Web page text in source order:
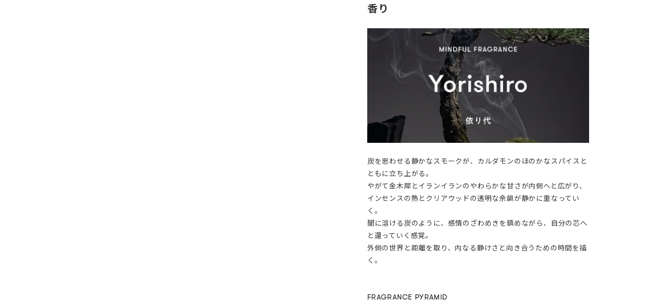
香り
炭を思わせる静かなスモークが、カルダモンのほのかなスパイスと
ともに立ち上がる。
やがて金木犀とイランイランのやわらかな甘さが内側へと広がり、
インセンスの熱とクリアウッドの透明な余韻が静かに重なってい
く。
闇に溶ける炭のように、感情のざわめきを鎮めながら、自分の芯へ
と還っていく感覚。
外側の世界と距離を取り、内なる静けさと向き合うための時間を描
く。
FRAGRANCE PYRAMID